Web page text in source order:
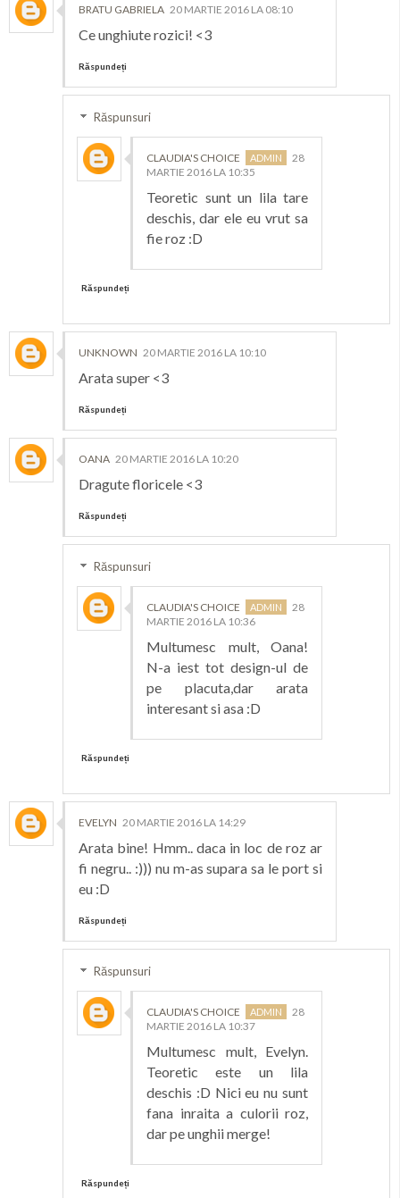
BRATU GABRIELA 20 MARTIE 2016 LA 08:10
Ce unghiute rozici! <3
Răspundeți
Răspunsuri
CLAUDIA'S CHOICE
28
MARTIE 2016 LA 10:35
Teoretic sunt un lila tare
deschis, dar ele eu vrut sa
fie roz :D
Răspundeți
UNKNOWN 20 MARTIE 2016 LA 10:10
Arata super <3
Răspundeți
OANA 20 MARTIE 2016 LA 10:20
Dragute floricele <3
Răspundeți
Răspunsuri
CLAUDIA'S CHOICE
28
MARTIE 2016 LA 10:36
Multumesc mult, Oana!
N-a iest tot design-ul de
pe placuta,dar arata
interesant si asa :D
Răspundeți
EVELYN 20 MARTIE 2016 LA 14:29
Arata bine! Hmm.. daca in loc de roz ar
fi negru.. :))) nu m-as supara sa le port si
eu :D
Răspundeți
Răspunsuri
CLAUDIA'S CHOICE
28
MARTIE 2016 LA 10:37
Multumesc mult, Evelyn.
Teoretic este un lila
deschis :D Nici eu nu sunt
fana inraita a culorii roz,
dar pe unghii merge!
Răspundeți